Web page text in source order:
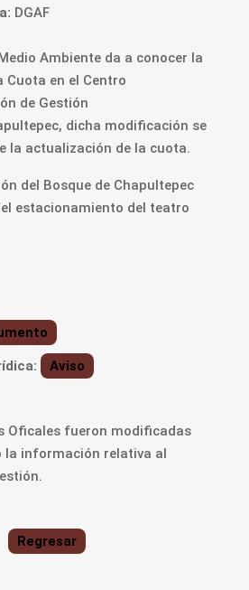
DGAF
Ambiente da a conocer la
en el Centro
de Gestión
dicha modificación se
la actualización de la cuota.
del Bosque de Chapultepec
estacionamiento del teatro
Aviso
Oficales fueron modificadas
información relativa al
Regresar